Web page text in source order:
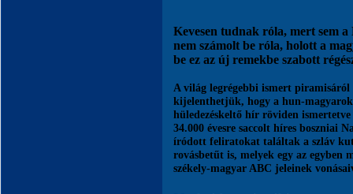
Kevesen tudnak róla, mert sem
nem számolt be róla, holott a
be ez az új remekbe szabott
A világ legrégebbi ismert
kijelenthetjük, hogy a hun-
hüledezéskeltő hír röviden
34.000 évesre saccolt híres boszniai
íródott feliratokat találtak a szláv
rovásbetűt is, melyek egy az egyben
székely-magyar ABC jeleinek